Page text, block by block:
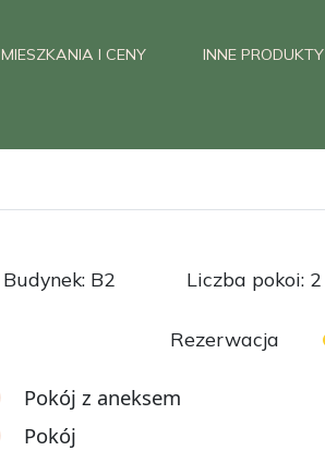
MIESZKANIA I CENY INNE PRODUKTY
Budynek: B2 Liczba pokoi: 2
Rezerwacja
Pokój z aneksem
Pokój